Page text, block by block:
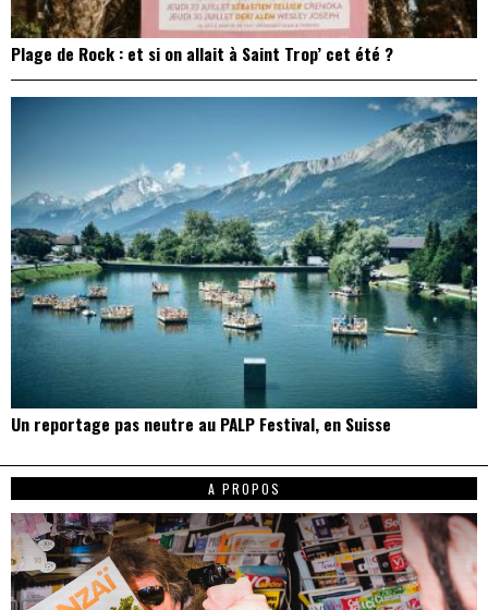
Plage de Rock : et si on allait à Saint Trop’ cet été ?
Un reportage pas neutre au PALP Festival, en Suisse
A PROPOS